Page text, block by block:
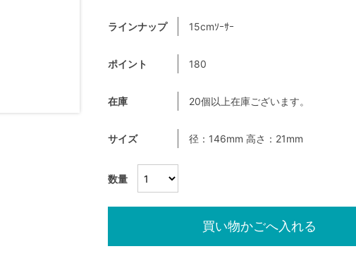
数量
ラインナップ 15cmｿｰｻｰ
ポイント 180
在庫 20個以上在庫ございます。
サイズ 径：146mm 高さ：21mm
買い物かごへ入れる